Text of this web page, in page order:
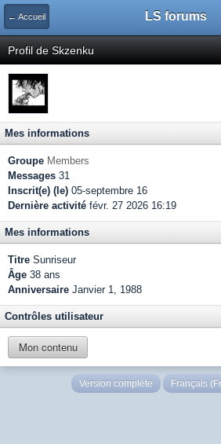
← Accueil LS forums
Profil de Skzenku
Mes informations
Groupe Members
Messages 31
Inscrit(e) (le) 05-septembre 16
Dernière activité févr. 27 2026 16:19
Mes informations
Titre Sunriseur
Âge 38 ans
Anniversaire Janvier 1, 1988
Contrôles utilisateur
Mon contenu
Version complète Français